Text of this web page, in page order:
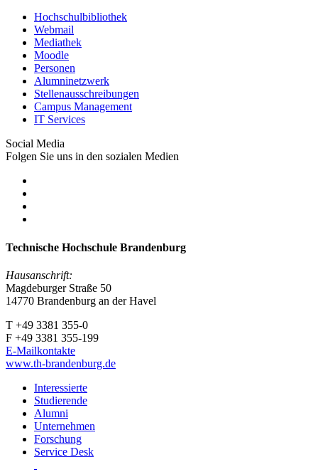
Hochschulbibliothek
Webmail
Mediathek
Moodle
Personen
Alumninetzwerk
Stellenausschreibungen
Campus Management
IT Services
Social Media
Folgen Sie uns in den sozialen Medien
Technische Hochschule Brandenburg
Hausanschrift:
Magdeburger Straße 50
14770 Brandenburg an der Havel
T +49 3381 355-0
F +49 3381 355-199
E-Mailkontakte
www.th-brandenburg.de
Interessierte
Studierende
Alumni
Unternehmen
Forschung
Service Desk